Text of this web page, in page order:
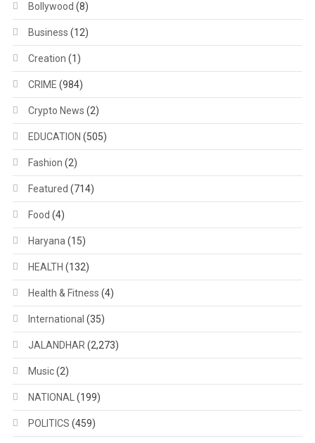
Bollywood (8)
Business (12)
Creation (1)
CRIME (984)
Crypto News (2)
EDUCATION (505)
Fashion (2)
Featured (714)
Food (4)
Haryana(15)
HEALTH (132)
Health & Fitness (4)
International (35)
JALANDHAR(2,273)
Music(2)
NATIONAL(199)
POLITICS (459)